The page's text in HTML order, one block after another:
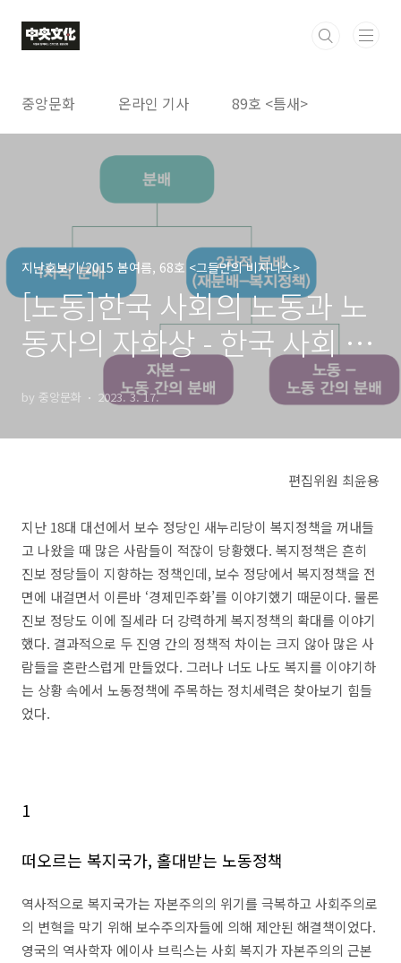
중앙문화 온라인 기사 89호 <틈새>
지난호보기/2015 봄여름, 68호 <그들만의 비지니스>
[노동]한국 사회의 노동과 노
동자의 자화상 - 한국 사회 복
지국가 담론의 한계
by 중앙문화 2023. 3. 17.
편집위원 최윤용
지난 18대 대선에서 보수 정당인 새누리당이 복지정책을 꺼내들
고 나왔을 때 많은 사람들이 적잖이 당황했다. 복지정책은 흔히
진보 정당들이 지향하는 정책인데, 보수 정당에서 복지정책을 전
면에 내걸면서 이른바 ‘경제민주화’를 이야기했기 때문이다. 물론
진보 정당도 이에 질세라 더 강력하게 복지정책의 확대를 이야기
했다. 결과적으로 두 진영 간의 정책적 차이는 크지 않아 많은 사
람들을 혼란스럽게 만들었다. 그러나 너도 나도 복지를 이야기하
는 상황 속에서 노동정책에 주목하는 정치세력은 찾아보기 힘들
었다.
1
떠오르는 복지국가, 홀대받는 노동정책
역사적으로 복지국가는 자본주의의 위기를 극복하고 사회주의로
의 변혁을 막기 위해 보수주의자들에 의해 제안된 해결책이었다.
영국의 역사학자 에이사 브릭스는 사회 복지가 자본주의의 근본